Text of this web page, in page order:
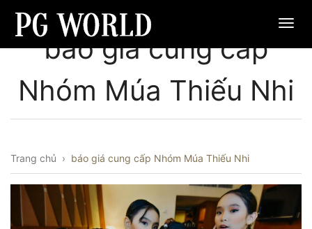
báo giá cung cấp
Nhóm Múa Thiếu Nhi
Trang chủ › báo giá cung cấp Nhóm Múa Thiếu Nhi